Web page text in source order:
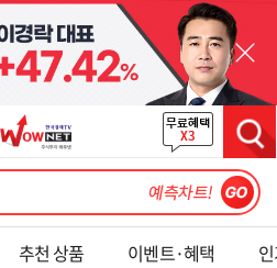
닫기
추천 상품 이벤트·혜택